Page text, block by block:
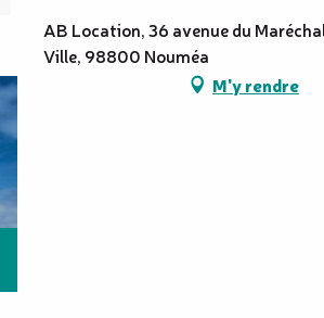
AB Location, 36 avenue du
Ville, 98800 Nouméa
M'y rendre